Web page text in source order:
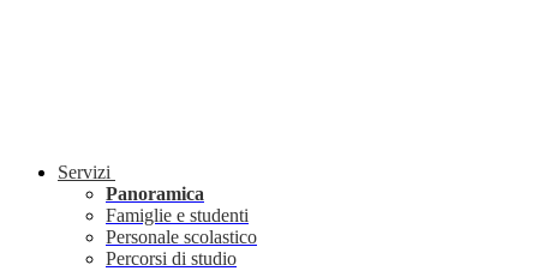
Servizi
Panoramica
Famiglie e studenti
Personale scolastico
Percorsi di studio